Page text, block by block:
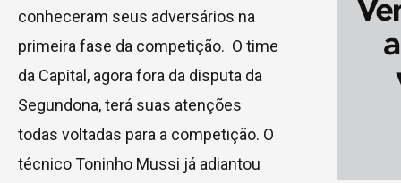
conheceram seus adversários na
primeira fase da competição. O time
da Capital, agora fora da disputa da
Segundona, terá suas atenções
todas voltadas para a competição. O
técnico Toninho Mussi já adiantou